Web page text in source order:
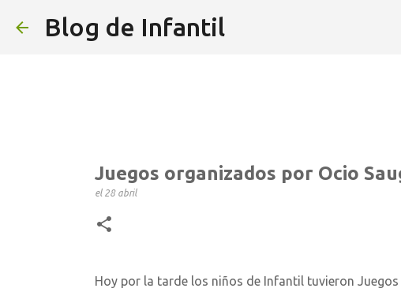
Blog de Infantil
Juegos organizados por Ocio
el 28 abril
Hoy por la tarde los niños de Infantil tuvieron